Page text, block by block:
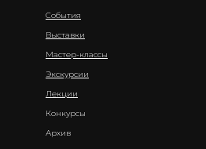
События
Выставки
Мастер-классы
Экскурсии
Лекции
Конкурсы
Архив